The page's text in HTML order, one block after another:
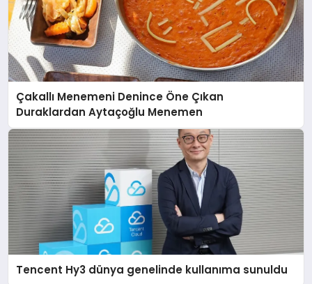
Çakallı Menemeni Denince Öne Çıkan
Duraklardan Aytaçoğlu Menemen
Tencent Hy3 dünya genelinde kullanıma sunuldu